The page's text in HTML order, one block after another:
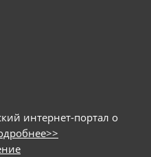
интернет-портал о